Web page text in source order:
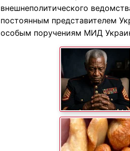
внешнеполитического
постоянным представителем
особым поручениям МИД